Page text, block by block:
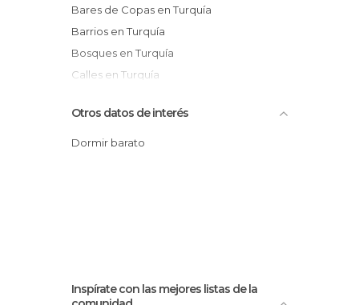
Bares de Copas en Turquía
Barrios en Turquía
Bosques en Turquía
Calles en Turquía
Cañones en Turquía
Castillos en Turquía
De interés turístico en Turquía
Otros datos de interés
Dormir barato
Inspírate con las mejores listas de la